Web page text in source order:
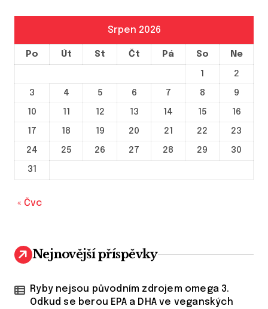
ř
í
Srpen 2026
Po Út St Čt Pá So Ne
1
2
3
4 5 6 7 8
9
10
11 12 13 14 15
16
17
18 19 20 21 22
23
24
25 26 27 28 29
30
31
« Čvc
Nejnovější příspěvky
Ryby nejsou původním zdrojem omega 3.
Odkud se berou EPA a DHA ve veganských